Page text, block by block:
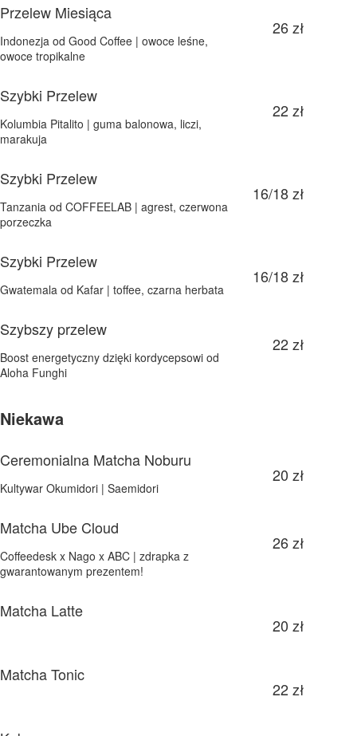
Przelew Miesiąca
Indonezja od Good Coffee | owoce leśne,
owoce tropikalne
26 zł
Szybki Przelew
Kolumbia Pitalito | guma balonowa, liczi,
marakuja
22 zł
Szybki Przelew
Tanzania od COFFEELAB | agrest, czerwona
porzeczka
16/18 zł
Szybki Przelew
Gwatemala od Kafar | toffee, czarna herbata
16/18 zł
Szybszy przelew
Boost energetyczny dzięki kordycepsowi od
Aloha Funghi
22 zł
Niekawa
Ceremonialna Matcha Noburu
‎Kultywar Okumidori | Saemidori
20 zł
Matcha Ube Cloud
Coffeedesk x Nago x ABC | zdrapka z
gwarantowanym prezentem!
26 zł
Matcha Latte
20 zł
Matcha Tonic
22 zł